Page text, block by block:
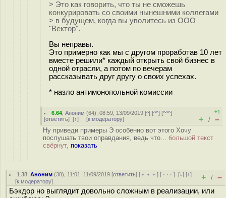
> Это как говорить, что ты не сможешь
конкурировать со своими нынешними коллегами
> в будущем, когда вы уволитесь из ООО
"Вектор".
Вы неправы.
Это примерно как мы с другом проработав 10 лет
вместе решили* каждый открыть свой бизнес в
одной отрасли, а потом по вечерам
рассказывать друг другу о своих успехах.
* назло антимонопольной комиссии
6.64 ,Аноним (64), 08:59, 13/09/2019 [^] [^^] [^^^]
[ответить] [↑] [к модератору]
+1
+ / –
Ну приведи примеры Э особенно вот этого Хочу
послушать твои оправдания, ведь что... большой текст
свёрнут, показать
1.38 ,Аноним (38), 11:01, 11/09/2019 [ответить] [ ﹢﹢﹢] [ · · ·][↓] [↑]
[к модератору] + / –
Бэкдор но выглядит довольно сложным в реализации, или